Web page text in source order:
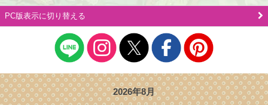
PC版表示に切り替える
2026年8月